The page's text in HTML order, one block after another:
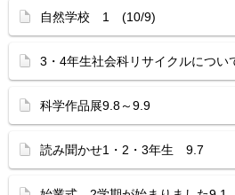
自然学校 1 (10/9)
3・4年生社会科リサイクルについ
科学作品展9.8～9.9
読み聞かせ1・2・3年生 9.7